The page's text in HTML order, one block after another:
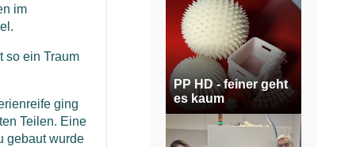
im
so ein Traum
ging
Teilen. Eine
gebaut wurde
PP HD - feiner geht
es kaum